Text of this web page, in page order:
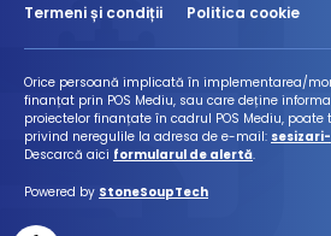
Termeni și condiții
Politica cookie
Orice persoană implicată în implementarea/
finanțat prin POS Mediu, sau care deține
proiectelor finanțate în cadrul POS Mediu,
privind neregulile la adresa de e-mail:
Descarcă aici formularul de alertă.
Powered by StoneSoupTech